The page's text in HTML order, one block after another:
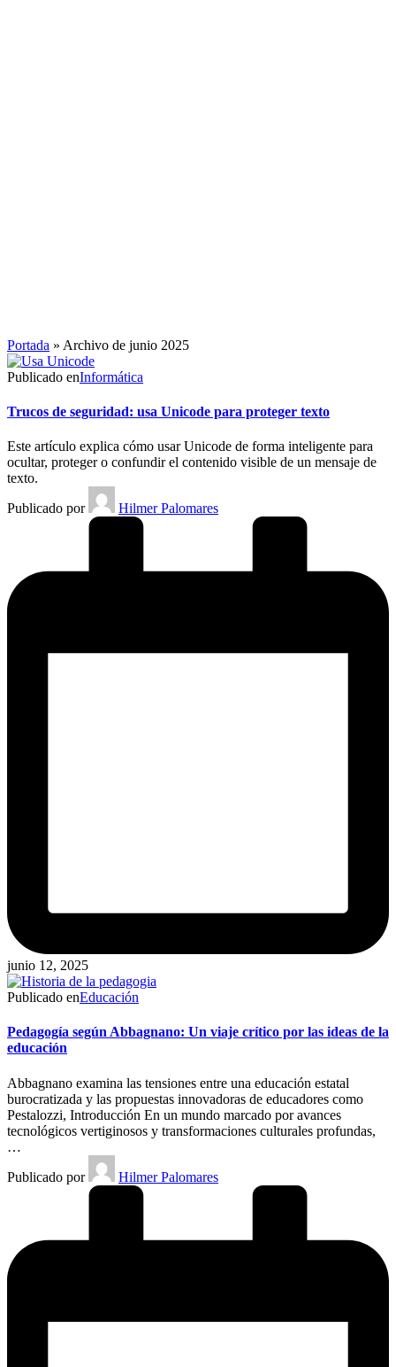
Portada » Archivo de junio 2025
Publicado enInformática
Trucos de seguridad: usa Unicode para proteger texto
Este artículo explica cómo usar Unicode de forma inteligente para
ocultar, proteger o confundir el contenido visible de un mensaje de
texto.
Publicado por
Hilmer Palomares
junio 12, 2025
Publicado enEducación
Pedagogía según Abbagnano: Un viaje crítico por las ideas de la
educación
Abbagnano examina las tensiones entre una educación estatal
burocratizada y las propuestas innovadoras de educadores como
Pestalozzi, Introducción En un mundo marcado por avances
tecnológicos vertiginosos y transformaciones culturales profundas,
…
Publicado por
Hilmer Palomares